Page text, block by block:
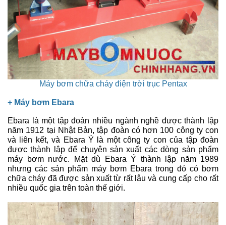
Máy bơm chữa cháy điện trời trục Pentax
+ Máy bơm Ebara
Ebara là một tập đoàn nhiều ngành nghề được thành lập
năm 1912 tại Nhật Bản, tập đoàn có hơn 100 công ty con
và liên kết, và Ebara Ý là một công ty con của tập đoàn
được thành lập để chuyên sản xuất các dòng sản phẩm
máy bơm nước. Mặt dù Ebara Ý thành lập năm 1989
nhưng các sản phẩm máy bơm Ebara trong đó có bơm
chữa cháy đã được sản xuất từ rất lâu và cung cấp cho rất
nhiều quốc gia trên toàn thế giới.